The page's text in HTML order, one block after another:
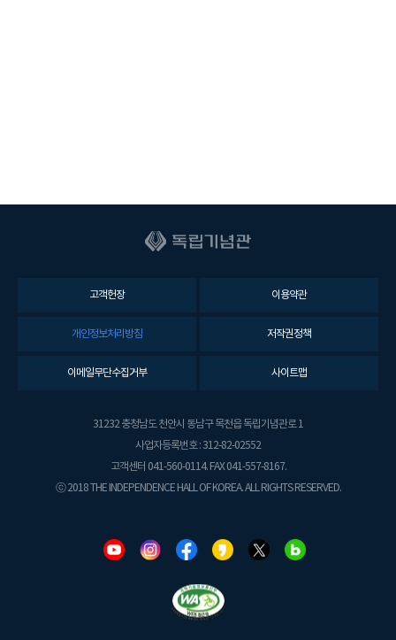
고객헌장 이용약관
개인정보처리방침 저작권정책
이메일무단수집거부 사이트맵
31232 충청남도 천안시 동남구 목천읍 독립기념관로 1
사업자등록번호 : 312-82-02552
고객센터 041-560-0114. FAX 041-557-8167.
ⓒ 2018 THE INDEPENDENCE HALL OF KOREA. ALL RIGHTS RESERVED.